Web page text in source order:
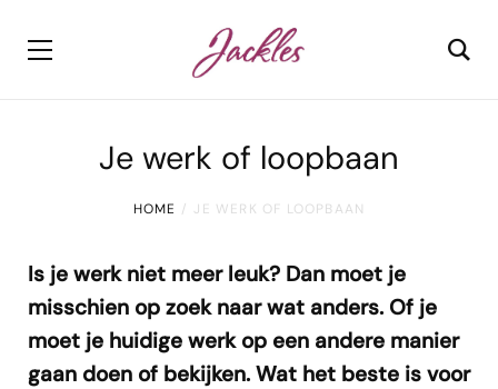
Je werk of loopbaan
HOME JE WERK OF LOOPBAAN
Is je werk niet meer leuk? Dan moet je
misschien op zoek naar wat anders. Of je
moet je huidige werk op een andere manier
gaan doen of bekijken. Wat het beste is voor